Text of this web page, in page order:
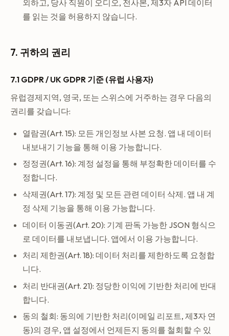
외하고, 당사 직원이 오디오, 전사본, 제3자 API 데이터
를 읽는 것을 허용하지 않습니다.
7. 귀하의 권리
7.1 GDPR / UK GDPR 기준 (유럽 사용자)
유럽경제지역, 영국, 또는 스위스에 거주하는 경우 다음의
권리를 갖습니다:
열람권(Art. 15): 모든 개인정보 사본 요청. 앱 내 데이터
내보내기 기능을 통해 이용 가능합니다.
정정권(Art. 16): 계정 설정을 통해 부정확한 데이터를 수
정합니다.
삭제권(Art. 17): 계정 및 모든 관련 데이터 삭제. 앱 내 계
정 삭제 기능을 통해 이용 가능합니다.
데이터 이동권(Art. 20): 기계 판독 가능한 JSON 형식으
로 데이터를 내보냅니다. 앱에서 이용 가능합니다.
처리 제한권(Art. 18): 데이터 처리를 제한하도록 요청합
니다.
처리 반대권(Art. 21): 정당한 이익에 기반한 처리에 반대
합니다.
동의 철회: 동의에 기반한 처리(이메일 리포트, 제3자 연
동)의 경우, 앱 설정에서 언제든지 동의를 철회할 수 있